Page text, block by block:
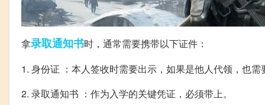
拿录取通知书时，通常需要携带以下证件：
1. 身份证 ：本人签收时需要出示，如果是他人代领，也需
2. 录取通知书 ：作为入学的关键凭证，必须带上。